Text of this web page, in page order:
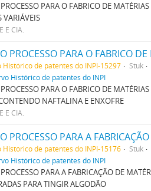
PARA O FABRICO DE
VARIÁVEIS
E CIA.
Histórico de patentes do INPI-15297 Stuk
Histórico de patentes do INPI
PARA O FABRICO DE
NAFTALINA E ENXOFRE
E CIA.
Histórico de patentes do INPI-15176 Stuk
Histórico de patentes do INPI
PARA A FABRICAÇÃO DE
PARA TINGIR ALGODÃO